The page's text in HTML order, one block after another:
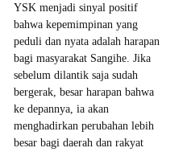
YSK menjadi sinyal positif
bahwa kepemimpinan yang
peduli dan nyata adalah harapan
bagi masyarakat Sangihe. Jika
sebelum dilantik saja sudah
bergerak, besar harapan bahwa
ke depannya, ia akan
menghadirkan perubahan lebih
besar bagi daerah dan rakyat